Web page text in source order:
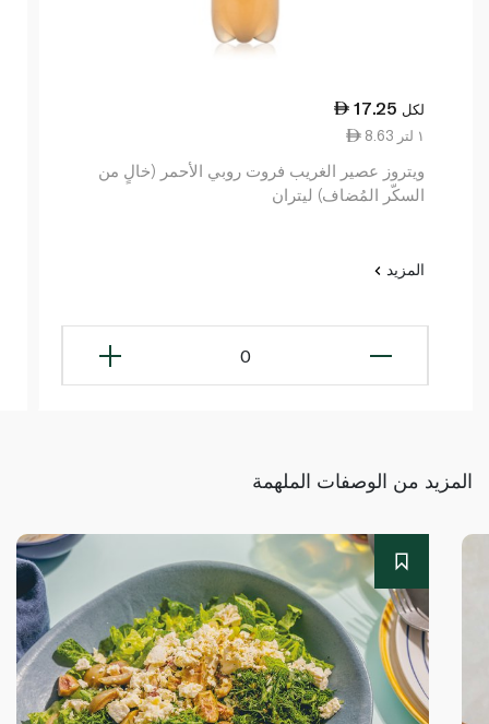
17.25 لكل
8.63 ١ لتر
ويتروز عصير الغريب فروت روبي الأحمر (خالٍ من
السكّر المُضاف) ليتران
المزيد
0
المزيد من الوصفات الملهمة